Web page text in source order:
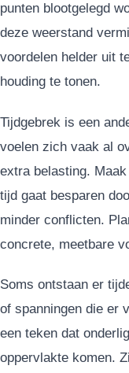
punten blootgelegd
deze weerstand
voordelen helder uit
houding te tonen.
Tijdgebrek is een
voelen zich vaak al
extra belasting.
tijd gaat besparen
minder conflicten.
concrete, meetbare
Soms ontstaan er
of spanningen die er
een teken dat
oppervlakte komen.